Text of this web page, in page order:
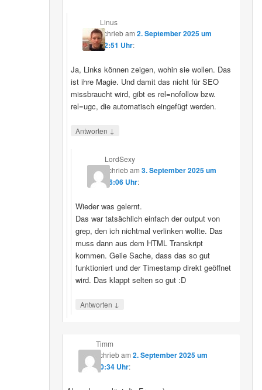
Linus
schriebam2. September 2025 um
12:51 Uhr:
Ja, Links können zeigen, wohin sie wollen. Das
ist ihre Magie. Und damit das nicht für SEO
missbraucht wird, gibt es rel=nofollow bzw.
rel=ugc, die automatisch eingefügt werden.
Antworten ↓
LordSexy
schriebam 3. September 2025 um
16:06 Uhr:
Wieder was gelernt.
Das war tatsächlich einfach der output von
grep, den ich nichtmal verlinken wollte. Das
muss dann aus dem HTML Transkript
kommen. Geile Sache, dass das so gut
funktioniert und der Timestamp direkt geöffnet
wird. Das klappt selten so gut :D
Antworten ↓
Timm
schriebam 2. September 2025 um
10:34 Uhr: